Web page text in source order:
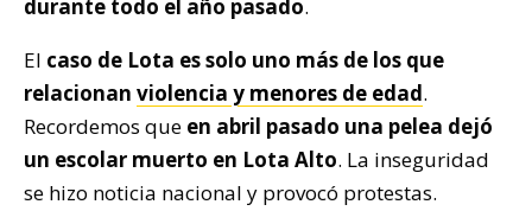
durante todo el año pasado.
El caso de Lota es solo uno más de los que
relacionan violencia y menores de edad.
Recordemos que en abril pasado una pelea dejó
un escolar muerto en Lota Alto. La inseguridad
se hizo noticia nacional y provocó protestas.